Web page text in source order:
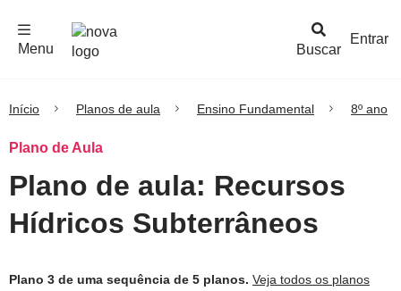
Buscar
Menu
Entrar
Início Planos de aula Ensino Fundamental 8º ano
Plano de Aula
Plano de aula: Recursos
Hídricos Subterrâneos
Plano 3 de uma sequência de 5 planos. Veja todos os planos